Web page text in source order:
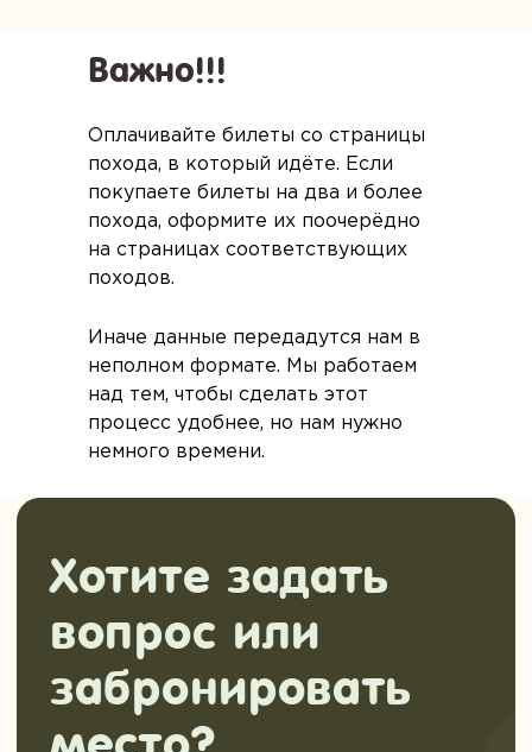
Важно!!!
Оплачивайте билеты со страницы
похода, в который идёте. Если
покупаете билеты на два и более
похода, оформите их поочерёдно
на страницах соответствующих
походов.
Иначе данные передадутся нам в
неполном формате. Мы работаем
над тем, чтобы сделать этот
процесс удобнее, но нам нужно
немного времени.
Подарочные сертификаты
Выбрать сертификат
Сертификат для подарка или
абонемент для регулярных выездов с
экономией до 20%. Выберите, что вам
подходит